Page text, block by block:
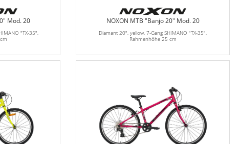
Mod. 20
"TX-35",
NOXON MTB "Banjo 20" Mod. 20
Diamant 20", yellow, 7-Gang SHIMANO "TX-35",
Rahmenhöhe 25 cm